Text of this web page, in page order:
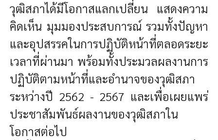
วุฒิสภาได้มีโอกาสแลกเปลี่ยน แสดงความ
คิดเห็น มุมมองประสบการณ์ รวมทั้งปัญหา
และอุปสรรคในการปฏิบัติหน้าที่ตลอดระยะ
เวลาที่ผ่านมา พร้อมทั้งประมวลผลงานการ
ปฏิบัติตามหน้าที่และอำนาจของวุฒิสภา
ระหว่างปี 2562 - 2567 และเพื่อเผยแพร่
ประชาสัมพันธ์ผลงานของวุฒิสภาใน
โอกาสต่อไป